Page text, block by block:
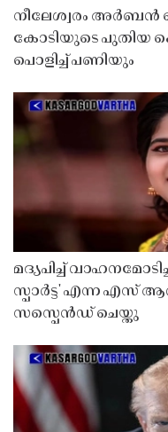
നീലേശ്വരം അർബൻ
കോടിയുടെ പുതിയ
പൊളിച്ച് പണിയും
മദ്യപിച്ച്
സ്പാർട്ട' എന്ന
സസ്പെൻഡ് ചെയ്തു ​​​​​​​